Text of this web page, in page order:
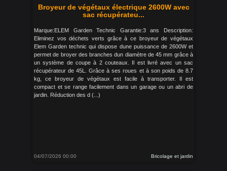
Broyeur de végétaux électrique 2600W avec
sac récupérateu...
Marque:ELEM Garden Technic Garantie:3 ans Description:
Eliminez vos déchets verts grâce à ce broyeur de végétaux
Elem Garden technic qui dispose dune puissance de 2600W et
permet de broyer des branches dun diamètre de 45 mm grâce à
un système de coupe à 2 couteaux. Il est livré avec un sac
récupérateur de 45L. Grâce à ses roues et à son poids de 8.7
kg, ce broyeur de végétaux est facile à transporter. Il est
compact et se range facilement dans un garage ou un abri de
jardin. Réduction des d (...)
04/07/2026 00:00 Bricolage et jardin